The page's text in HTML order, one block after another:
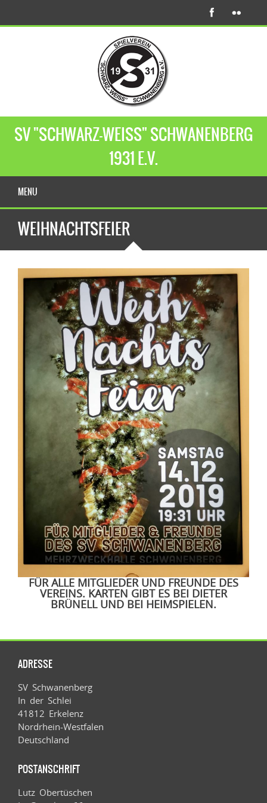
SV "SCHWARZ-WEISS" SCHWANENBERG
1931 E.V.
MENU
WEIHNACHTSFEIER
FÜR ALLE MITGLIEDER UND FREUNDE DES
VEREINS. KARTEN GIBT ES BEI DIETER
BRÜNELL UND BEI HEIMSPIELEN.
ADRESSE
SV Schwanenberg
In der Schlei
41812 Erkelenz
Nordrhein-Westfalen
Deutschland
POSTANSCHRIFT
Lutz Obertüschen